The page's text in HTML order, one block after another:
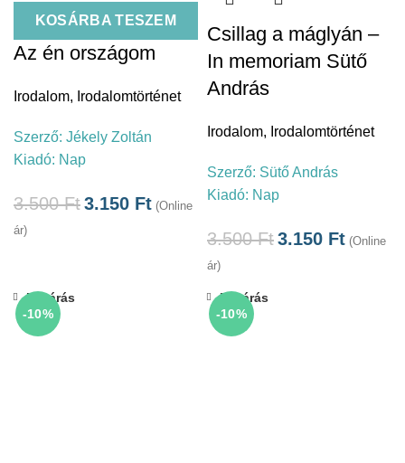
KOSÁRBA TESZEM
Az én országom
Irodalom, Irodalomtörténet
Szerző: Jékely Zoltán
Kiadó: Nap
3.500Ft3.150 Ft (Online
ár)
Csillag a máglyán –
In memoriam Sütő
András
Irodalom, Irodalomtörténet
Szerző: Sütő András
Kiadó: Nap
3.500Ft3.150 Ft (Online
ár)
-10%
Bezárás
-10%
Bezárás